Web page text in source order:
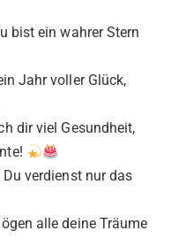
bist ein wahrer Stern
Jahr voller Glück,
dir viel Gesundheit,
verdienst nur das
alle deine Träume